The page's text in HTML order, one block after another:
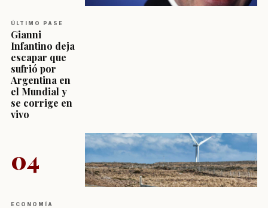
ÚLTIMO PASE
Gianni
Infantino deja
escapar que
sufrió por
Argentina en
el Mundial y
se corrige en
vivo
04
ECONOMÍA